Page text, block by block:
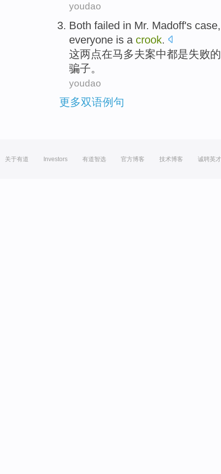
youdao
Both failed in Mr. Madoff's case
everyone is a crook.
这两点在马多夫案中都是失败
骗子。
youdao
更多双语例句
关于有道 Investors 有道智选 官方博客 技术博客 诚聘英才